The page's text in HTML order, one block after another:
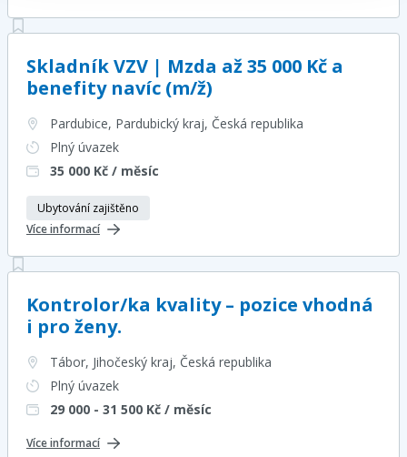
Skladník VZV | Mzda až 35 000 Kč a
benefity navíc (m/ž)
Pardubice, Pardubický kraj, Česká republika
Plný úvazek
35 000 Kč / měsíc
Ubytování zajištěno
Více informací
Kontrolor/ka kvality – pozice vhodná
i pro ženy.
Tábor, Jihočeský kraj, Česká republika
Plný úvazek
29 000 - 31 500 Kč / měsíc
Více informací